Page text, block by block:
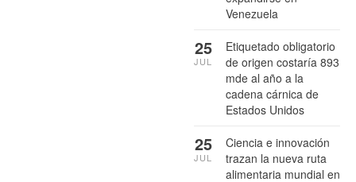
Venezuela
Etiquetado obligatorio
de origen costaría 893
mde al año a la
cadena cárnica de
Estados Unidos
25
JUL
Ciencia e innovación
trazan la nueva ruta
alimentaria mundial en
25
JUL